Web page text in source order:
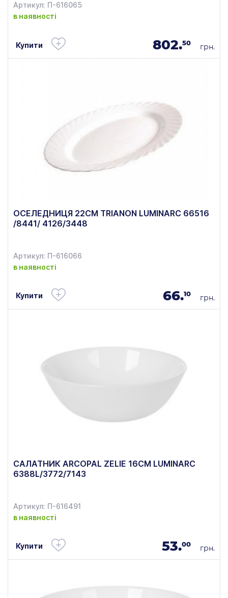
Артикул: П-616065
в наявності
Купити 802.50 грн.
ОСЕЛЕДНИЦЯ 22СМ TRIANON LUMINARC 66516
/8441/ 4126/3448
Артикул: П-616066
в наявності
Купити 66.10 грн.
САЛАТНИК ARCOPAL ZELIE 16СМ LUMINARC
6388L/3772/7143
Артикул: П-616491
в наявності
Купити 53.00 грн.